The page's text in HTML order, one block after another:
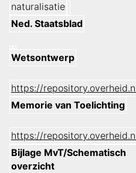
naturalisatie
Ned. Staatsblad
Wetsontwerp
https://
Memorie van Toelichting
https://
Bijlage MvT/Schematisch
overzicht